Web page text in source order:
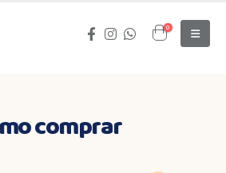
0
comprar